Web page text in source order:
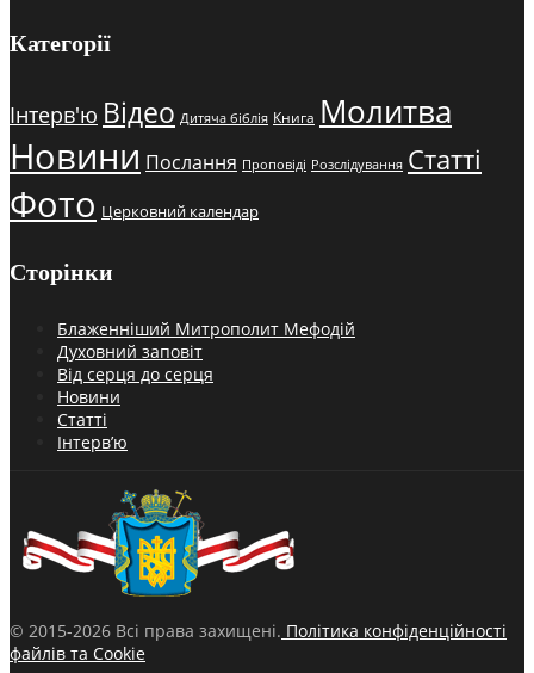
Категорії
Інтерв'ю Відео Дитяча біблія Книга Молитва
Новини Послання Проповіді Розслідування Статті
Фото Церковний календар
Сторінки
Блаженніший Митрополит Мефодій
Духовний заповіт
Від серця до серця
Новини
Статті
Інтерв’ю
© 2015-2026 Всі права захищені. Політика конфіденційності
файлів та Cookie